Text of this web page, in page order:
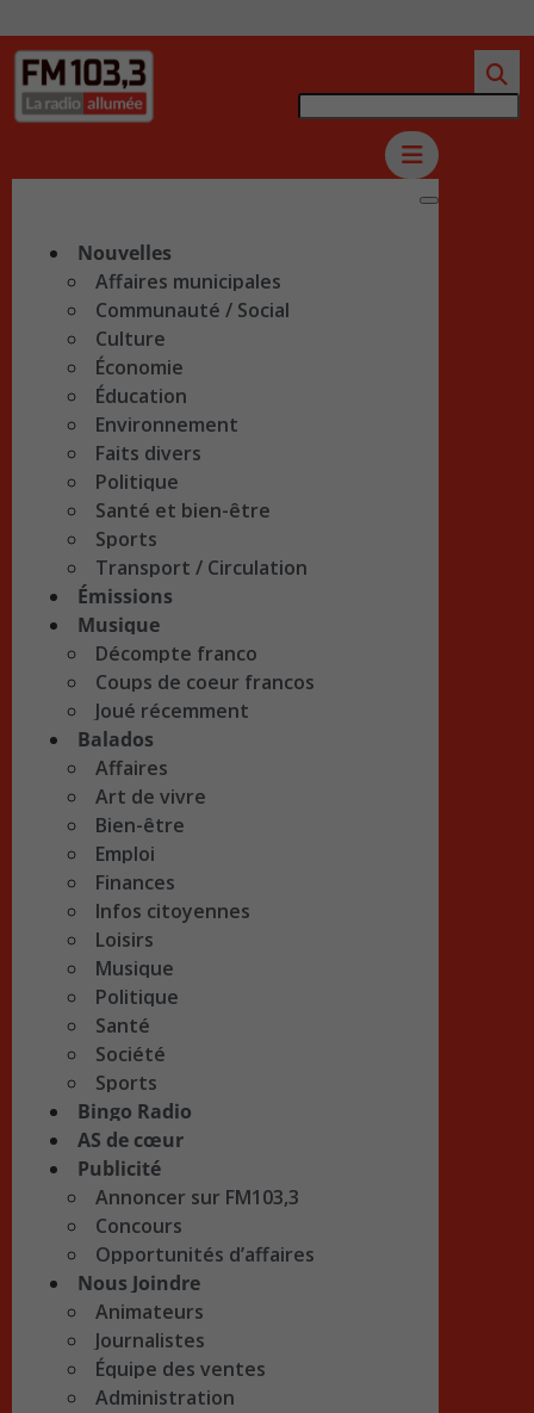
Nouvelles
Affaires municipales
Communauté / Social
Culture
Économie
Éducation
Environnement
Faits divers
Politique
Santé et bien-être
Sports
Transport / Circulation
Émissions
Musique
Décompte franco
Coups de coeur francos
Joué récemment
Balados
Affaires
Art de vivre
Bien-être
Emploi
Finances
Infos citoyennes
Loisirs
Musique
Politique
Santé
Société
Sports
Bingo Radio
AS de cœur
Publicité
Annoncer sur FM103,3
Concours
Opportunités d’affaires
Nous Joindre
Animateurs
Journalistes
Équipe des ventes
Administration